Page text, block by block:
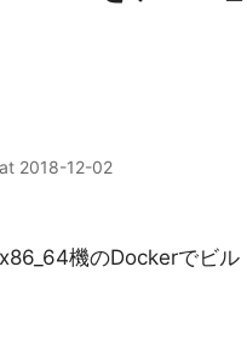
2018-12-02
機のDockerでビル